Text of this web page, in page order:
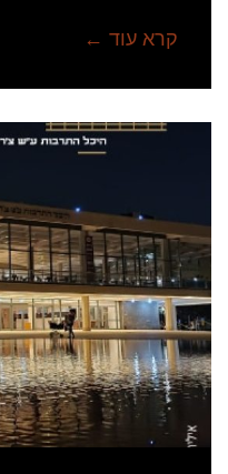
קרא עוד ←